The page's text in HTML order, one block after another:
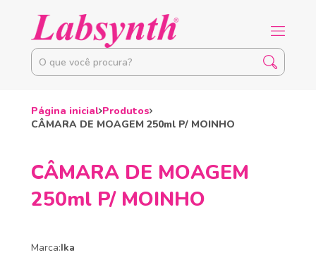
Página inicial Produtos
CÂMARA DE MOAGEM 250ml P/ MOINHO
CÂMARA DE MOAGEM
250ml P/ MOINHO
Marca:Ika